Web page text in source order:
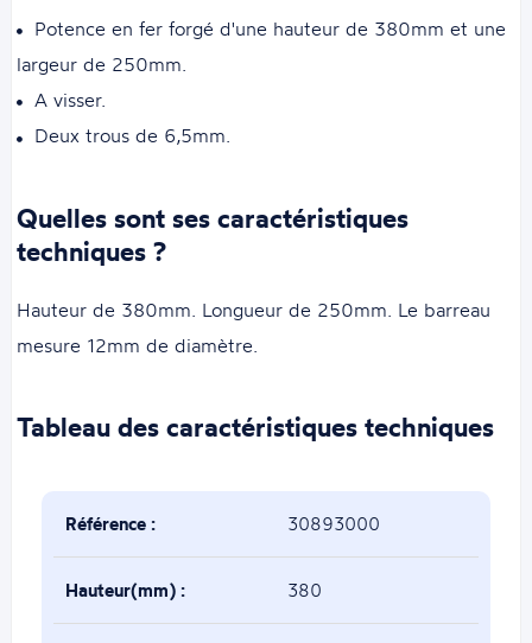
Potence en fer forgé d'une hauteur de 380mm et une
largeur de 250mm.
A visser.
Deux trous de 6,5mm.
Quelles sont ses caractéristiques
techniques ?
Hauteur de 380mm. Longueur de 250mm. Le barreau
mesure 12mm de diamètre.
Tableau des caractéristiques techniques
Référence : 30893000
Hauteur(mm) : 380